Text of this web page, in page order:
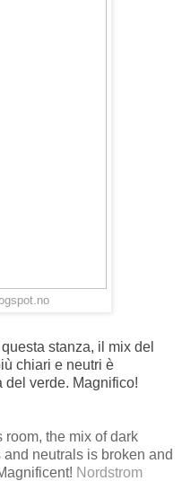
stanza, il mix del
chiari e neutri è
del verde. Magnifico!
room, the mix of dark
neutrals is broken and
Nordstrom